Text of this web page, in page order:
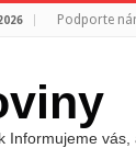
Podporte
Informujeme